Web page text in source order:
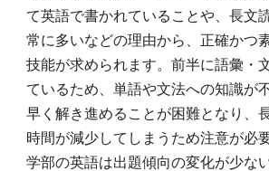
て英語で書かれていることや、長文
常に多いなどの理由から、正確かつ
技能が求められます。前半に語彙・
ているため、単語や文法への知識が
早く解き進めることが困難となり、
時間が減少してしまうため注意が必
学部の英語は出題傾向の変化が少な